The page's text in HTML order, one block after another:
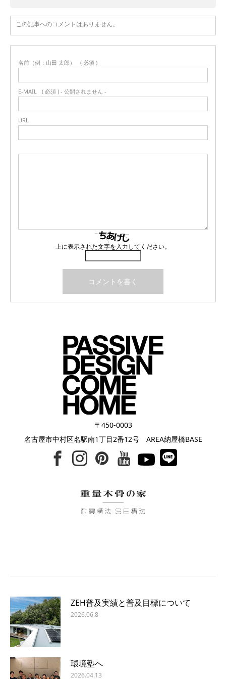
この記事へのコメントはありません。
名前（例：山田 太郎） ( 必須 )
E-MAIL ( 必須 ) - 公開されません -
URL
上に表示された文字を入力してください。
〒450-0003
名古屋市中村区名駅南1丁目2番12号 AREA納屋橋BASE
ZEH普及実績と普及目標について
2026.06.8
環境塾へ
2026.04.13